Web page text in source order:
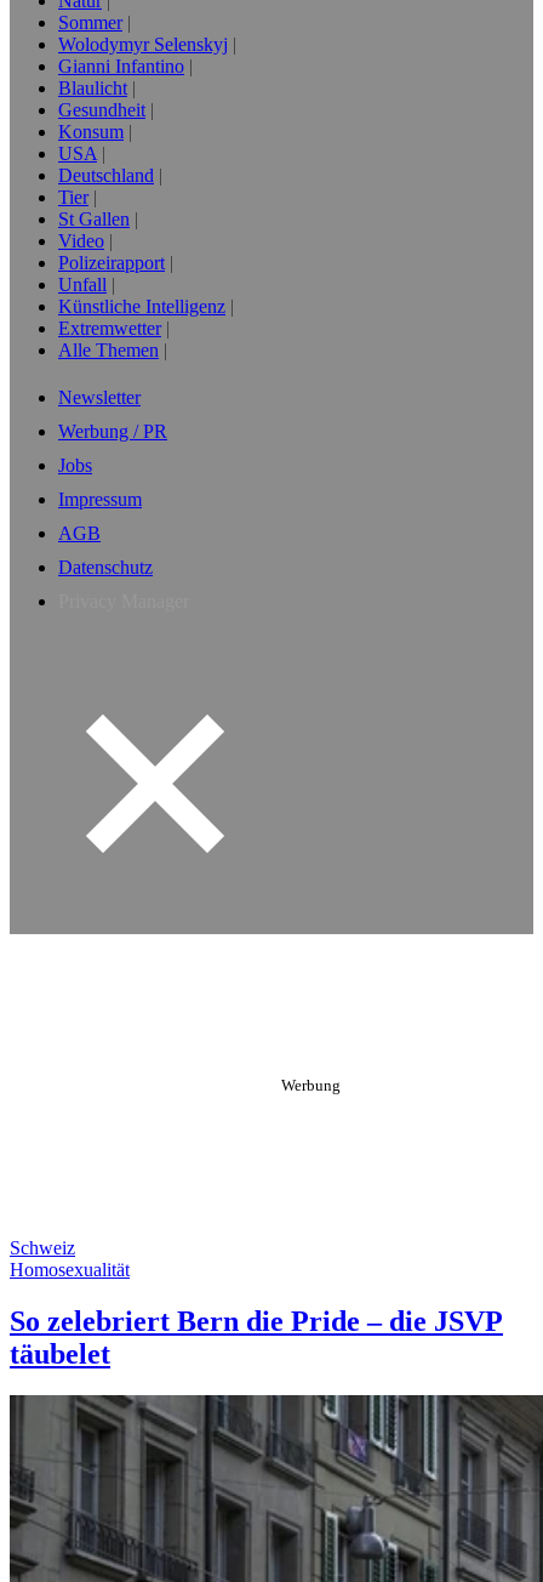
Sommer
Wolodymyr Selenskyj
Gianni Infantino
Blaulicht
Gesundheit
Konsum
USA
Deutschland
Tier
St Gallen
Video
Polizeirapport
Unfall
Künstliche Intelligenz
Extremwetter
Alle Themen
Newsletter
Werbung / PR
Jobs
Impressum
AGB
Datenschutz
Schweiz
Homosexualität
So zelebriert Bern die Pride – die JSVP
täubelet